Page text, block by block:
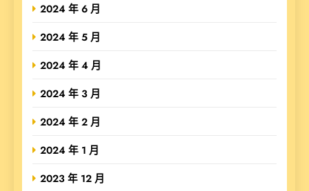
2024 年 6 月
2024 年 5 月
2024 年 4 月
2024 年 3 月
2024 年 2 月
2024 年 1 月
2023 年 12 月